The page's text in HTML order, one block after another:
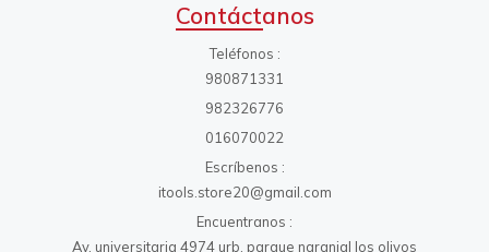
Contáctanos
Teléfonos
980871331
982326776
016070022
Escríbenos
itools.store20@gmail.com
Encuentranos
Av. universitaria 4974 urb. parque naranjal los olivos